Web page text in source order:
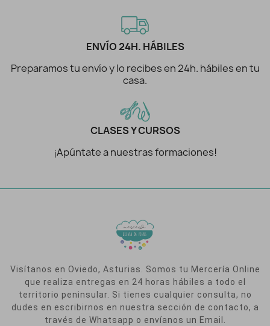
ENVÍO 24H. HÁBILES
Preparamos tu envío y lo recibes en 24h. hábiles en tu
casa.
CLASES Y CURSOS
¡Apúntate a nuestras formaciones!
Visítanos en Oviedo, Asturias. Somos tu Mercería Online
que realiza entregas en 24 horas hábiles a todo el
territorio peninsular. Si tienes cualquier consulta, no
dudes en escribirnos en nuestra sección de contacto, a
través de Whatsapp o envíanos un Email.